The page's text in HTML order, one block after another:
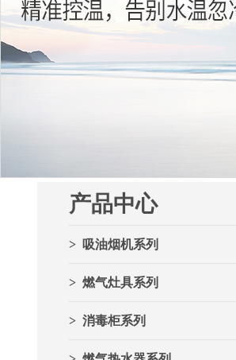
产品中心
> 吸油烟机系列
> 燃气灶具系列
> 消毒柜系列